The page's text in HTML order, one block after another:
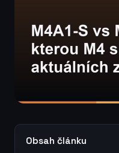
Obsah článku